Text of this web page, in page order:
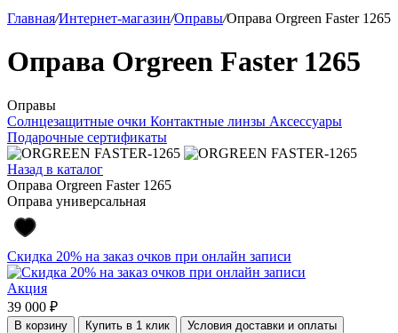
Главная/Интернет-магазин/Оправы/Оправа Orgreen Faster 1265
Оправа Orgreen Faster 1265
Оправы
Солнцезащитные очки Контактные линзы Аксессуары
Подарочные сертификаты
Назад в каталог
Оправа Orgreen Faster 1265
Оправа универсальная
Скидка 20% на заказ очков при онлайн записи
Акция
39 000 ₽
В корзину Купить в 1 клик Условия доставки и оплаты